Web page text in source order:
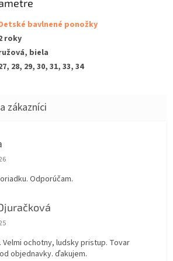
bavlnené ponožky
roky
biela
28, 29, 30, 31, 33, 34
obchodu je 5 z 5 hviezdičiek.
Odporúčam.
obchodu je 5 z 5 hviezdičiek.
Velmi ochotny, ludsky pristup. Tovar
objednavky. ďakujem.